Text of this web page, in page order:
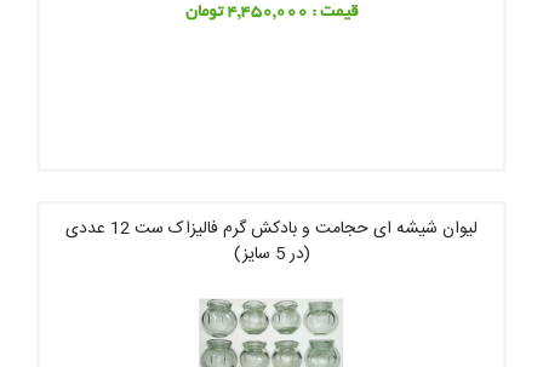
قیمت : 4,450,000 تومان
لیوان شیشه ای حجامت و بادکش گرم فالیزاک ست 12 عددی
(در 5 سایز)